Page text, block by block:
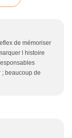
de mémoriser
l histoire
beaucoup de